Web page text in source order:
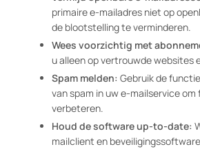
primaire e-mailadres niet op
de blootstelling te verminderen.
Wees voorzichtig met
u alleen op vertrouwde websites
Spam melden: Gebruik de
van spam in uw e-mailservice
verbeteren.
Houd de software up-to-date:
mailclient en